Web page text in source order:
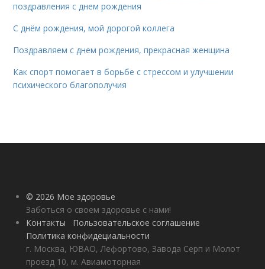
поздравления с днем рождения
С днём рождения, мой дорогой коллега
Поздравляем с днем рождения, прекрасная женщина
Как спорт помогает в борьбе с стрессом и улучшении
психического благополучия
© 2026 Мое здоровье
Заботься о своем здоровье с нами!
Контакты
Пользовательское соглашение
Политика конфидециальности
г. Москва, ЮВАО, Лефортово, Завода Серп и Молот
проезд 10, м. Авиамоторная